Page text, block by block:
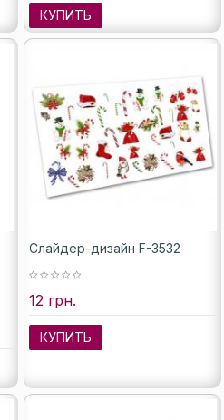
КУПИТЬ
Слайдер-дизайн F-3532
12 грн.
КУПИТЬ